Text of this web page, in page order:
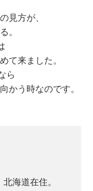
見方が、
。
て来ました。
ら
かう時なのです。
海道在住。